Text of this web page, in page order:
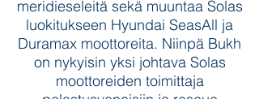
meridieseleitä sekä muuntaa Solas
luokitukseen Hyundai SeasAll ja
Duramax moottoreita. Niinpä Bukh
on nykyisin yksi johtava Solas
moottoreiden toimittaja